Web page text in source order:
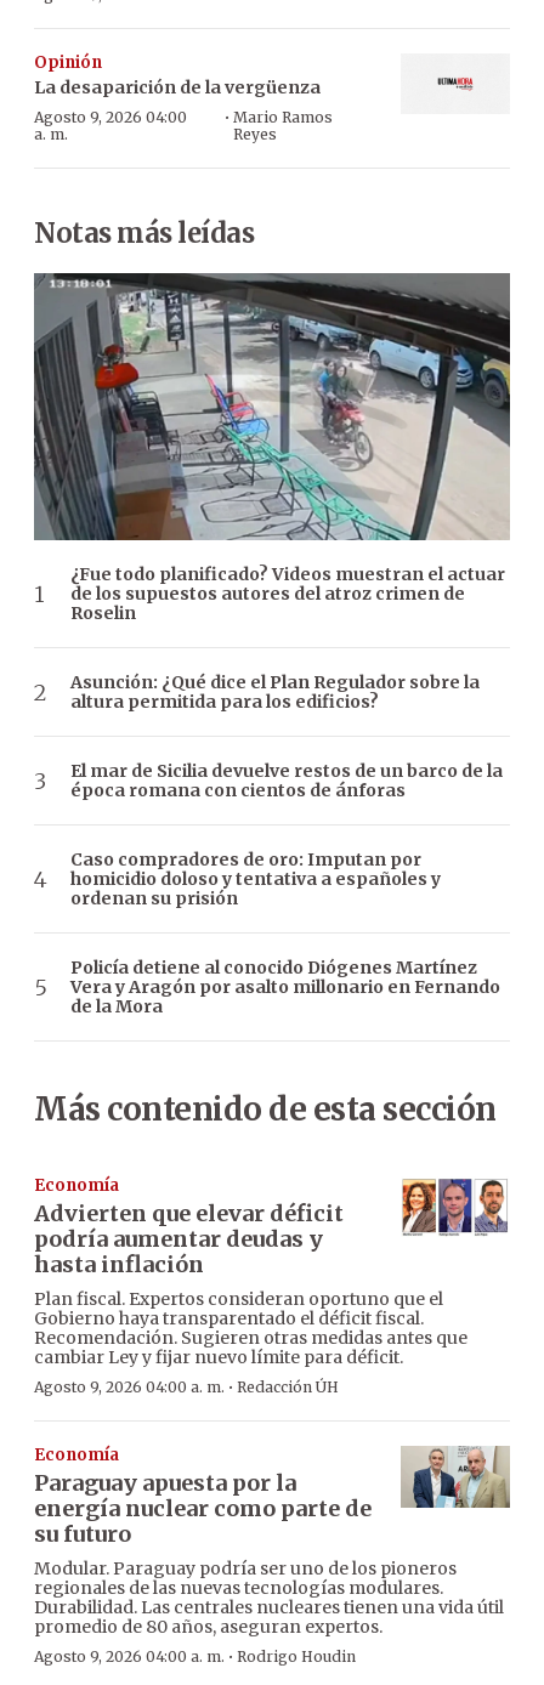
Opinión
La desaparición de la vergüenza
Agosto 9, 2026 04:00
a. m.
· Mario Ramos
Reyes
Notas más leídas
¿Fue todo planificado? Videos muestran el actuar
de los supuestos autores del atroz crimen de
Roselin
Asunción: ¿Qué dice el Plan Regulador sobre la
altura permitida para los edificios?
El mar de Sicilia devuelve restos de un barco de la
época romana con cientos de ánforas
Caso compradores de oro: Imputan por
homicidio doloso y tentativa a españoles y
ordenan su prisión
Policía detiene al conocido Diógenes Martínez
Vera y Aragón por asalto millonario en Fernando
de la Mora
Más contenido de esta sección
Economía
Advierten que elevar déficit
podría aumentar deudas y
hasta inflación
Plan fiscal. Expertos consideran oportuno que el
Gobierno haya transparentado el déficit fiscal.
Recomendación. Sugieren otras medidas antes que
cambiar Ley y fijar nuevo límite para déficit.
Agosto 9, 2026 04:00 a. m. · Redacción ÚH
Economía
Paraguay apuesta por la
energía nuclear como parte de
su futuro
Modular. Paraguay podría ser uno de los pioneros
regionales de las nuevas tecnologías modulares.
Durabilidad. Las centrales nucleares tienen una vida útil
promedio de 80 años, aseguran expertos.
Agosto 9, 2026 04:00 a. m. · Rodrigo Houdin